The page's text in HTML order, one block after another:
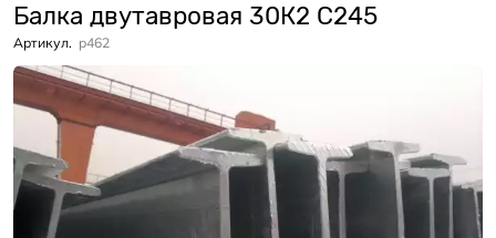
Балка двутавровая 30К2 С245
Артикул. p462